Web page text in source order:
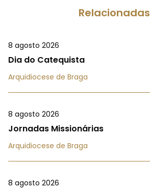
Relacionadas
8 agosto 2026
Dia do Catequista
Arquidiocese de Braga
8 agosto 2026
Jornadas Missionárias
Arquidiocese de Braga
8 agosto 2026